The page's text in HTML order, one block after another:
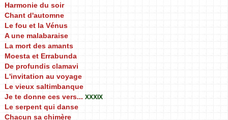
Harmonie du soir
Chant d'automne
Le fou et la Vénus
A une malabaraise
La mort des amants
Moesta et Errabunda
De profundis clamavi
L'invitation au voyage
Le vieux saltimbanque
Je te donne ces vers... XXXIX
Le serpent qui danse
Chacun sa chimère